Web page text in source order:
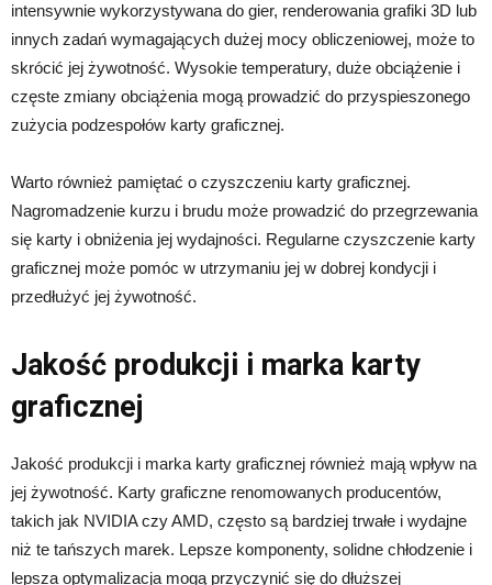
intensywnie wykorzystywana do gier, renderowania grafiki 3D lub
innych zadań wymagających dużej mocy obliczeniowej, może to
skrócić jej żywotność. Wysokie temperatury, duże obciążenie i
częste zmiany obciążenia mogą prowadzić do przyspieszonego
zużycia podzespołów karty graficznej.
Warto również pamiętać o czyszczeniu karty graficznej.
Nagromadzenie kurzu i brudu może prowadzić do przegrzewania
się karty i obniżenia jej wydajności. Regularne czyszczenie karty
graficznej może pomóc w utrzymaniu jej w dobrej kondycji i
przedłużyć jej żywotność.
Jakość produkcji i marka karty
graficznej
Jakość produkcji i marka karty graficznej również mają wpływ na
jej żywotność. Karty graficzne renomowanych producentów,
takich jak NVIDIA czy AMD, często są bardziej trwałe i wydajne
niż te tańszych marek. Lepsze komponenty, solidne chłodzenie i
lepsza optymalizacja mogą przyczynić się do dłuższej